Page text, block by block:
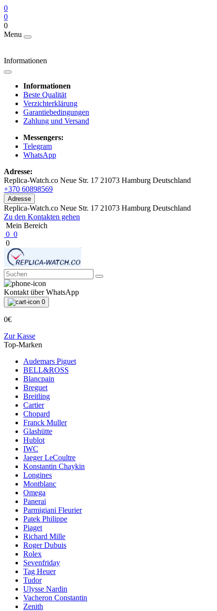
0
0
0
Menu
Informationen
Informationen
Beste Qualität
Verzichterklärung
Garantiebedingungen
Zahlung und Versand
Messengers:
Telegram
WhatsApp
Adresse:
Replica-Watch.co Neue Str. 17 21073 Hamburg Deutschland
+370 60898569
Adresse
Replica-Watch.co Neue Str. 17 21073 Hamburg Deutschland
Zu den Kontakten gehen
Mein Bereich
0 0
0
Kontakt über WhatsApp
0
0€
Zur Kasse
Top-Marken
Audemars Piguet
BELL&ROSS
Blancpain
Breguet
Breitling
Cartier
Chopard
Franck Muller
Glashütte
Hublot
IWC
Jaeger LeCoultre
Konstantin Chaykin
Longines
Montblanc
Omega
Panerai
Parmigiani Fleurier
Patek Philippe
Piaget
Richard Mille
Roger Dubuis
Rolex
Sevenfriday
Tag Heuer
Tudor
Ulysse Nardin
Vacheron Constantin
Zenith